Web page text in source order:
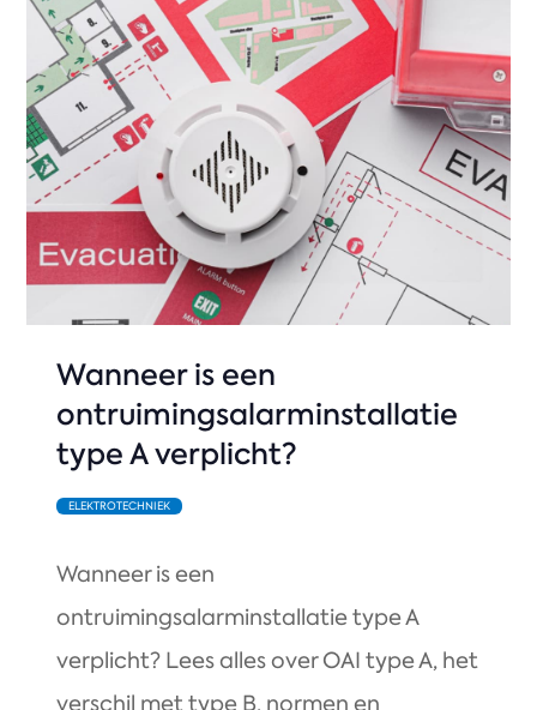
Wanneer is een
ontruimingsalarminstallatie
type A verplicht?
ELEKTROTECHNIEK
Wanneer is een
ontruimingsalarminstallatie type A
verplicht? Lees alles over OAI type A, het
verschil met type B, normen en